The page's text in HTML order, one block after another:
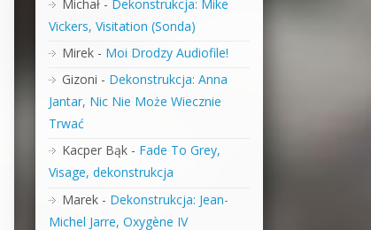
Michał- Dekonstrukcja: Mike
Vickers, Visitation (Sonda)
Mirek- Moi Drodzy Audiofile!
Gizoni - Dekonstrukcja: Anna
Jantar, Nic Nie Może Wiecznie
Trwać
Kacper Bąk- Fade To Grey,
Visage, dekonstrukcja
Marek- Dekonstrukcja: Jean-
Michel Jarre, Oxygène IV